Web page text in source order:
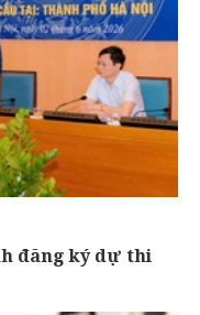
đăng ký dự thi